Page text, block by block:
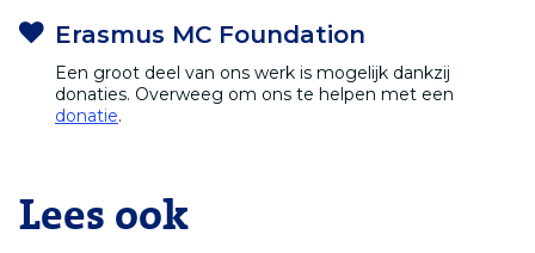
Erasmus MC Foundation
Een groot deel van ons werk is mogelijk dankzij
donaties. Overweeg om ons te helpen met een
donatie.
Lees ook